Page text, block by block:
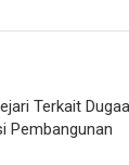
Terkait
Pembangunan